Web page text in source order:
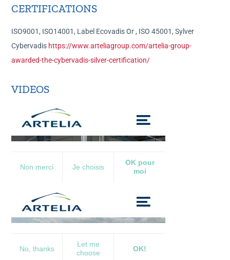
CERTIFICATIONS
ISO9001, ISO14001, Label Ecovadis Or , ISO 45001, Sylver
Cybervadis https://www.arteliagroup.com/artelia-group-
awarded-the-cybervadis-silver-certification/
VIDEOS